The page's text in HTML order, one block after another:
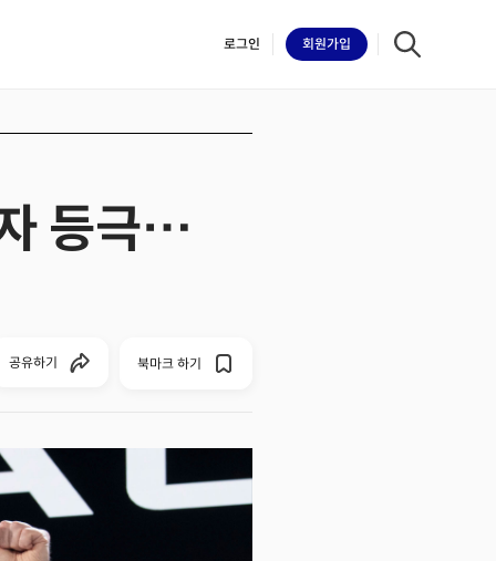
로그인 회원가입
등극…
공유하기 북마크 하기